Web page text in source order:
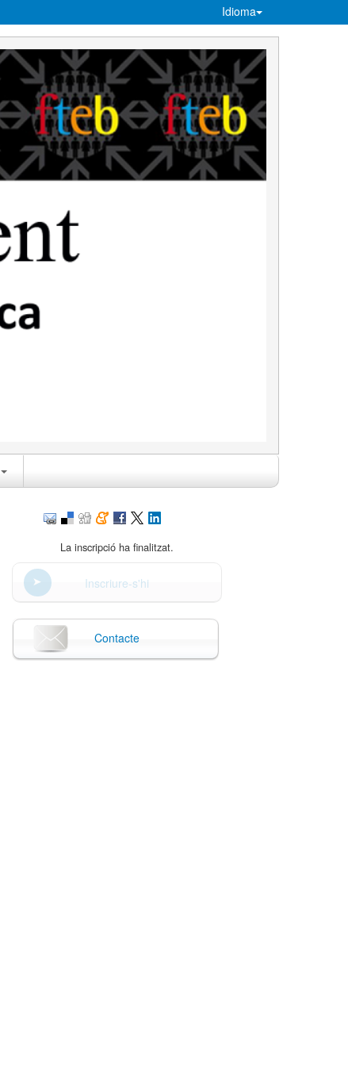
Idioma
La inscripció ha finalitzat.
Inscriure-s'hi
Contacte